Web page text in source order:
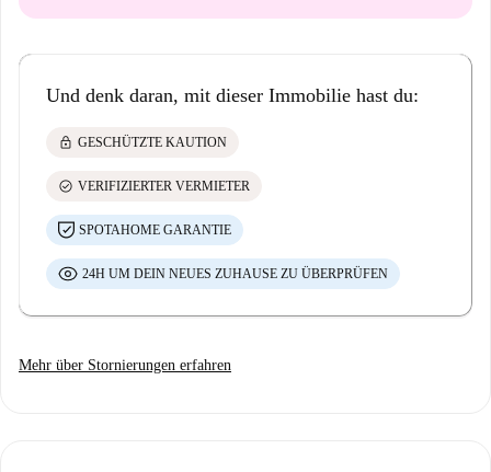
Und denk daran, mit dieser Immobilie hast du:
lock GESCHÜTZTE KAUTION
check_circle VERIFIZIERTER VERMIETER
SPOTAHOME GARANTIE
24H UM DEIN NEUES ZUHAUSE ZU ÜBERPRÜFEN
Mehr über Stornierungen erfahren